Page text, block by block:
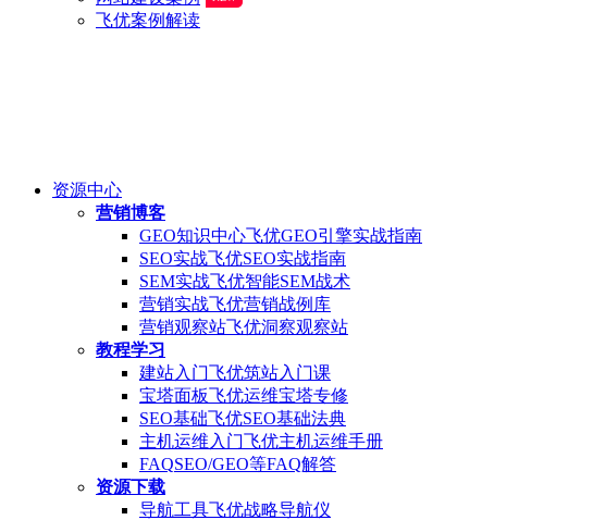
飞优案例解读
资源中心
营销博客
GEO知识中心飞优GEO引擎实战指南
SEO实战飞优SEO实战指南
SEM实战飞优智能SEM战术
营销实战飞优营销战例库
营销观察站飞优洞察观察站
教程学习
建站入门飞优筑站入门课
宝塔面板飞优运维宝塔专修
SEO基础飞优SEO基础法典
主机运维入门飞优主机运维手册
FAQSEO/GEO等FAQ解答
资源下载
导航工具飞优战略导航仪